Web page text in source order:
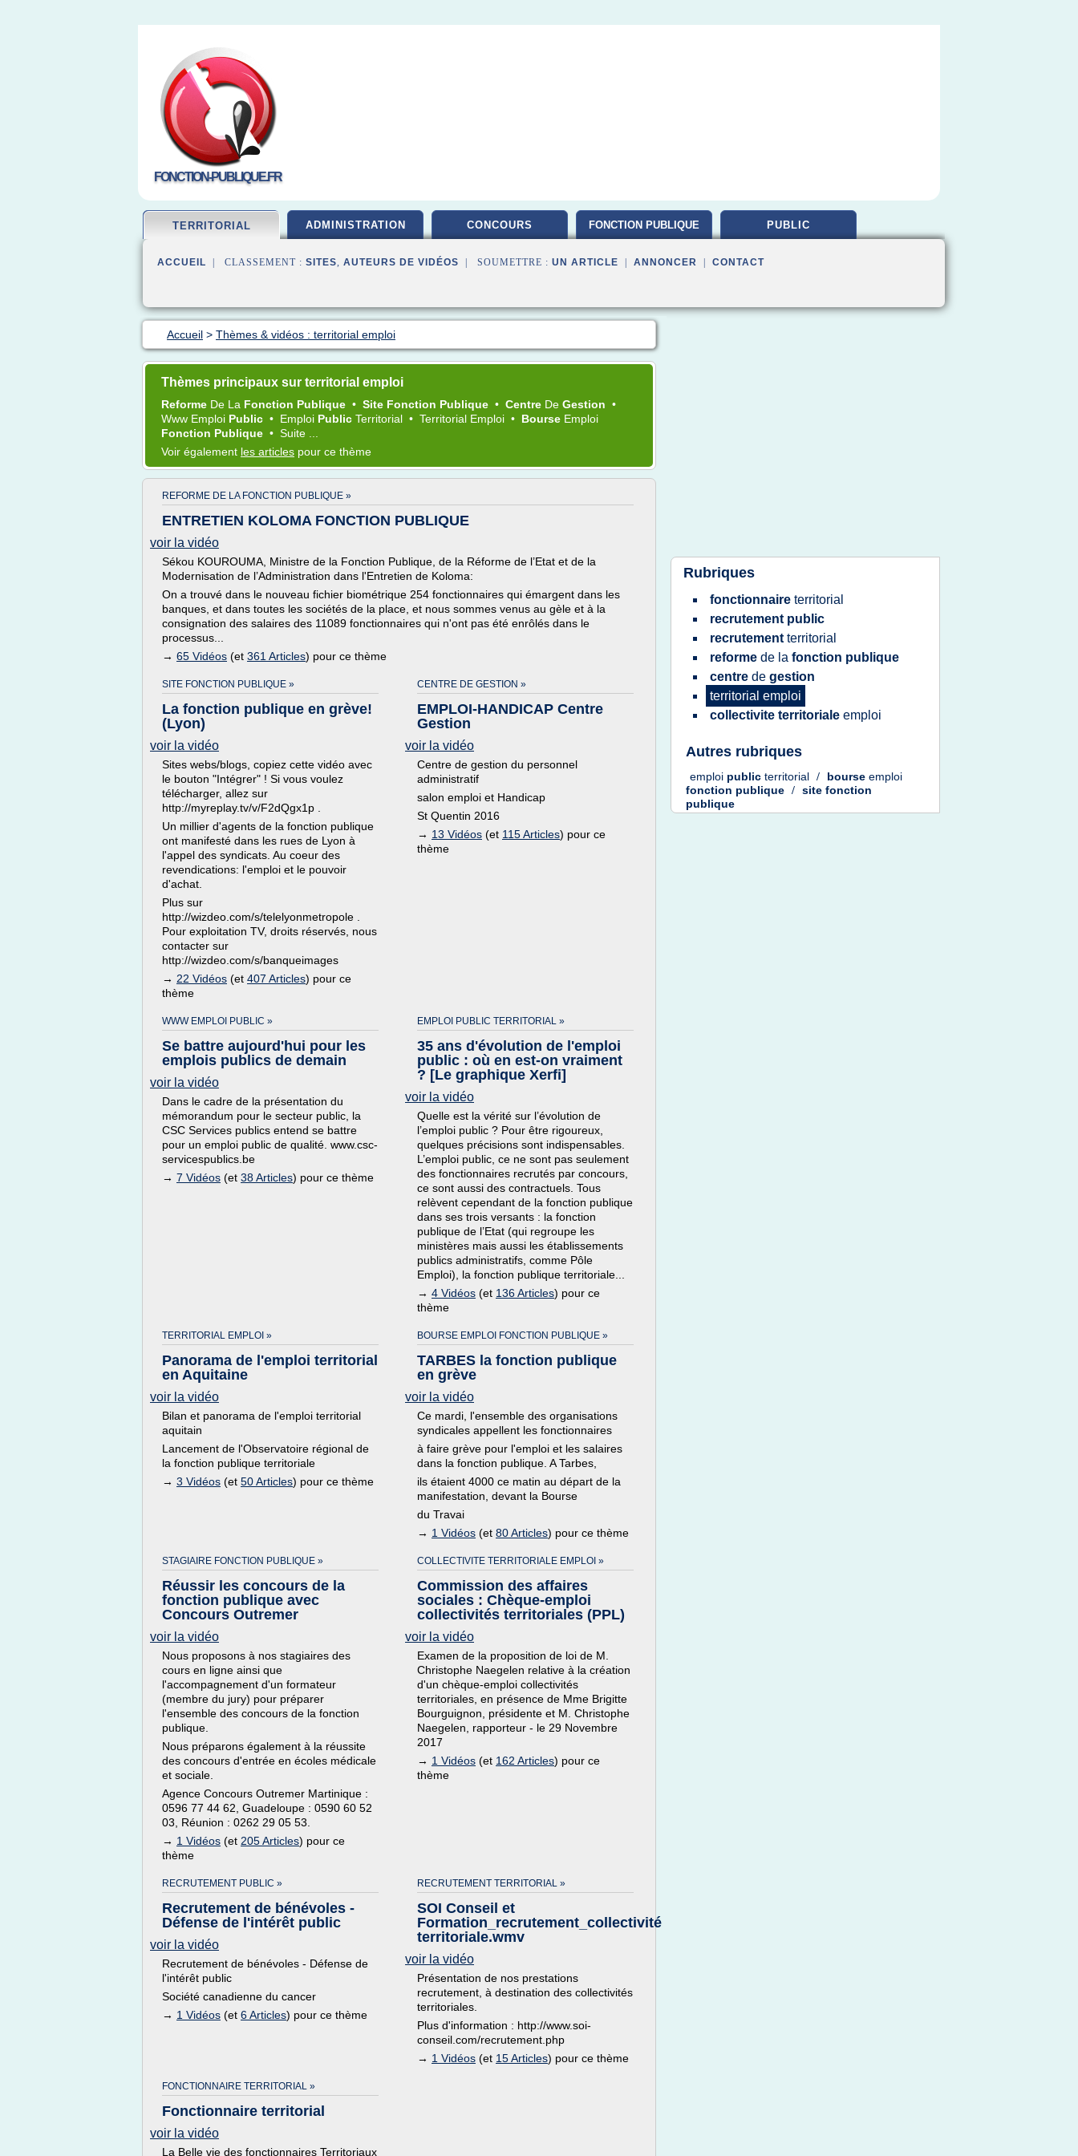
FONCTION-PUBLIQUE.FR
TERRITORIAL ADMINISTRATION CONCOURS FONCTION PUBLIQUE PUBLIC
ACCUEIL | CLASSEMENT : SITES, AUTEURS DE VIDÉOS | SOUMETTRE : UN ARTICLE ANNONCER CONTACT
Accueil > Thèmes & vidéos : territorial emploi
Thèmes principaux sur territorial emploi
Reforme De La Fonction Publique • Site Fonction Publique • Centre De Gestion •
Www Emploi Public • Emploi Public Territorial • Territorial Emploi • Bourse Emploi
Fonction Publique • Suite ...
Voir également les articles pour ce thème
REFORME DE LA FONCTION PUBLIQUE »
ENTRETIEN KOLOMA FONCTION PUBLIQUE
voir la vidéo
Sékou KOUROUMA, Ministre de la Fonction Publique, de la Réforme de l’Etat et de la
Modernisation de l’Administration dans l'Entretien de Koloma:
On a trouvé dans le nouveau fichier biométrique 254 fonctionnaires qui émargent dans les
banques, et dans toutes les sociétés de la place, et nous sommes venus au gèle et à la
consignation des salaires des 11089 fonctionnaires qui n'ont pas été enrôlés dans le
processus...
→ 65 Vidéos (et 361 Articles) pour ce thème
SITE FONCTION PUBLIQUE »
La fonction publique en grève!
(Lyon)
voir la vidéo
Sites webs/blogs, copiez cette vidéo avec
le bouton "Intégrer" ! Si vous voulez
télécharger, allez sur
http://myreplay.tv/v/F2dQgx1p .
Un millier d'agents de la fonction publique
ont manifesté dans les rues de Lyon à
l'appel des syndicats. Au coeur des
revendications: l'emploi et le pouvoir
d'achat.
Plus sur
http://wizdeo.com/s/telelyonmetropole .
Pour exploitation TV, droits réservés, nous
contacter sur
http://wizdeo.com/s/banqueimages
→ 22 Vidéos (et 407 Articles) pour ce
thème
CENTRE DE GESTION »
EMPLOI-HANDICAP Centre
Gestion
voir la vidéo
Centre de gestion du personnel
administratif
salon emploi et Handicap
St Quentin 2016
→ 13 Vidéos (et 115 Articles) pour ce
thème
WWW EMPLOI PUBLIC »
Se battre aujourd'hui pour les
emplois publics de demain
voir la vidéo
Dans le cadre de la présentation du
mémorandum pour le secteur public, la
CSC Services publics entend se battre
pour un emploi public de qualité. www.csc-
servicespublics.be
→ 7 Vidéos (et 38 Articles) pour ce thème
EMPLOI PUBLIC TERRITORIAL »
35 ans d'évolution de l'emploi
public : où en est-on vraiment
? [Le graphique Xerfi]
voir la vidéo
Quelle est la vérité sur l’évolution de
l’emploi public ? Pour être rigoureux,
quelques précisions sont indispensables.
L’emploi public, ce ne sont pas seulement
des fonctionnaires recrutés par concours,
ce sont aussi des contractuels. Tous
relèvent cependant de la fonction publique
dans ses trois versants : la fonction
publique de l’Etat (qui regroupe les
ministères mais aussi les établissements
publics administratifs, comme Pôle
Emploi), la fonction publique territoriale...
→ 4 Vidéos (et 136 Articles) pour ce
thème
TERRITORIAL EMPLOI »
Panorama de l'emploi territorial
en Aquitaine
voir la vidéo
Bilan et panorama de l'emploi territorial
aquitain
Lancement de l'Observatoire régional de
la fonction publique territoriale
→ 3 Vidéos (et 50 Articles) pour ce thème
BOURSE EMPLOI FONCTION PUBLIQUE »
TARBES la fonction publique
en grève
voir la vidéo
Ce mardi, l'ensemble des organisations
syndicales appellent les fonctionnaires
à faire grève pour l'emploi et les salaires
dans la fonction publique. A Tarbes,
ils étaient 4000 ce matin au départ de la
manifestation, devant la Bourse
du Travai
→ 1 Vidéos (et 80 Articles) pour ce thème
STAGIAIRE FONCTION PUBLIQUE »
Réussir les concours de la
fonction publique avec
Concours Outremer
voir la vidéo
Nous proposons à nos stagiaires des
cours en ligne ainsi que
l'accompagnement d'un formateur
(membre du jury) pour préparer
l'ensemble des concours de la fonction
publique.
Nous préparons également à la réussite
des concours d'entrée en écoles médicale
et sociale.
Agence Concours Outremer Martinique :
0596 77 44 62, Guadeloupe : 0590 60 52
03, Réunion : 0262 29 05 53.
→ 1 Vidéos (et 205 Articles) pour ce
thème
COLLECTIVITE TERRITORIALE EMPLOI »
Commission des affaires
sociales : Chèque-emploi
collectivités territoriales (PPL)
voir la vidéo
Examen de la proposition de loi de M.
Christophe Naegelen relative à la création
d'un chèque-emploi collectivités
territoriales, en présence de Mme Brigitte
Bourguignon, présidente et M. Christophe
Naegelen, rapporteur - le 29 Novembre
2017
→ 1 Vidéos (et 162 Articles) pour ce
thème
RECRUTEMENT PUBLIC »
Recrutement de bénévoles -
Défense de l'intérêt public
voir la vidéo
Recrutement de bénévoles - Défense de
l'intérêt public
Société canadienne du cancer
→ 1 Vidéos (et 6 Articles) pour ce thème
RECRUTEMENT TERRITORIAL »
SOI Conseil et
Formation_recrutement_collectivité
territoriale.wmv
voir la vidéo
Présentation de nos prestations
recrutement, à destination des collectivités
territoriales.
Plus d'information : http://www.soi-
conseil.com/recrutement.php
→ 1 Vidéos (et 15 Articles) pour ce thème
FONCTIONNAIRE TERRITORIAL »
Fonctionnaire territorial
voir la vidéo
La Belle vie des fonctionnaires Territoriaux
Rubriques
fonctionnaire territorial
recrutement public
recrutement territorial
reforme de la fonction publique
centre de gestion
territorial emploi
collectivite territoriale emploi
Autres rubriques
emploi public territorial / bourse emploi
fonction publique / site fonction
publique